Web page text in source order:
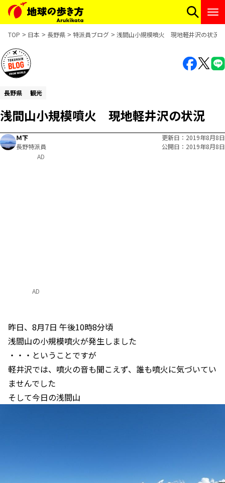
TOP 日本 長野県 特派員ブログ 浅間山小規模噴火 現地軽井沢の状況
長野県 観光
浅間山小規模噴火 現地軽井沢の状況
Ｍ下
長野特派員
更新日
2019年8月8日
公開日
2019年8月8日
AD
昨日、8月7日 午後10時8分頃
浅間山の小規模噴火が発生しました
・・・ということですが
軽井沢では、噴火の音も聞こえず、誰も噴火に気づいてい
ませんでした
そして今日の浅間山
AD